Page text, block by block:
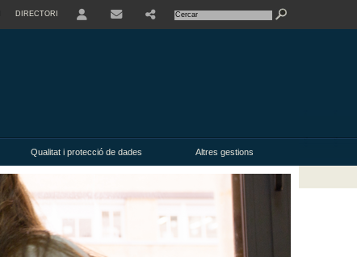
DIRECTORI
Qualitat i protecció de dades Altres gestions